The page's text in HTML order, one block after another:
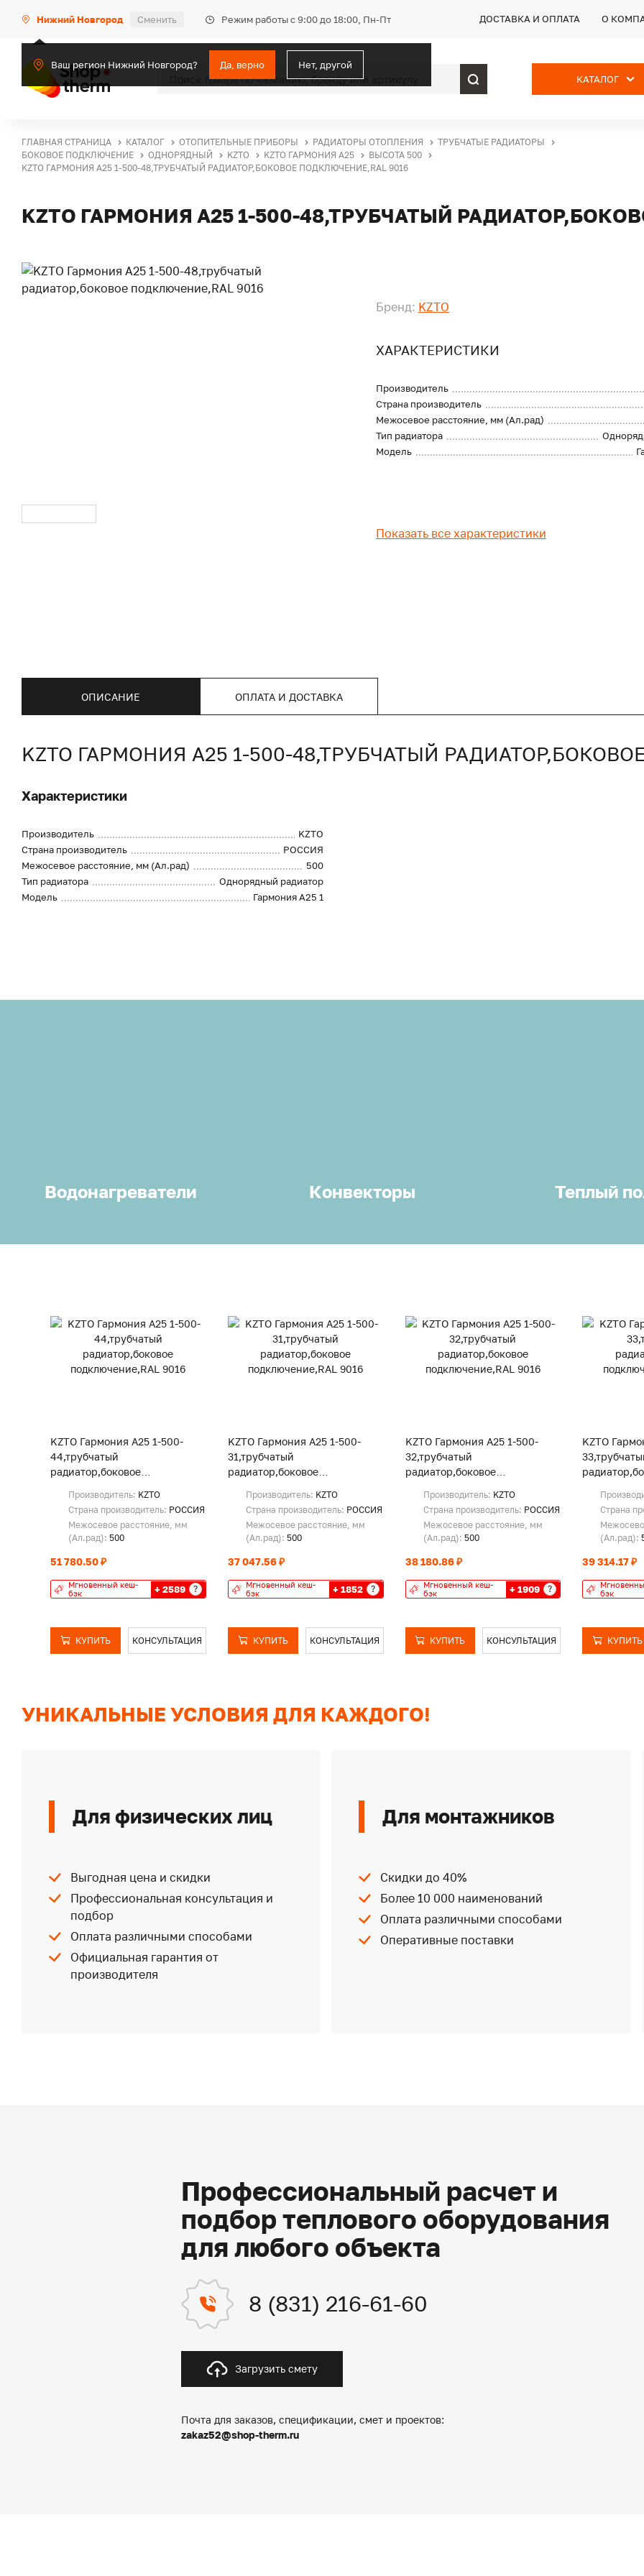
Нижний Новгород Сменить Режим работы с 9:00 до 18:00, Пн-Пт
Ваш регион Нижний Новгород? Да, верно Нет, другой
ДОСТАВКА И ОПЛАТА О
КАТАЛОГ
ГЛАВНАЯ СТРАНИЦА КАТАЛОГ ОТОПИТЕЛЬНЫЕ ПРИБОРЫ РАДИАТОРЫ ОТОПЛЕНИЯ
ТРУБЧАТЫЕ РАДИАТОРЫ
БОКОВОЕ ПОДКЛЮЧЕНИЕ
ОДНОРЯДНЫЙ KZTO KZTO ГАРМОНИЯ А25
ВЫСОТА 500
KZTO ГАРМОНИЯ А25 1-500-48,ТРУБЧАТЫЙ РАДИАТОР,БОКОВОЕ ПОДКЛЮЧЕНИЕ,RAL 9016
KZTO ГАРМОНИЯ А25 1-500-48,ТРУБЧАТЫЙ
Бренд: KZTO
ХАРАКТЕРИСТИКИ
Производитель
Страна производитель
Межосевое расстояние, мм (Ал.рад)
Тип радиатора
Модель
Показать все характеристики
ОПИСАНИЕ ОПЛАТА И ДОСТАВКА
KZTO ГАРМОНИЯ А25 1-500-48,ТРУБЧАТЫЙ
Характеристики
Производитель
KZTO
Страна производитель
РОССИЯ
Межосевое расстояние, мм (Ал.рад)
500
Тип радиатора
Однорядный радиатор
Модель
Гармония А25 1
Водонагреватели Конвекторы Теплый
KZTO Гармония А25 1-500-
44,трубчатый
радиатор,боковое
Производитель: KZTO
Страна производитель: РОССИЯ
Межосевое расстояние, мм
(Ал.рад): 500
51 780.50 ₽
Мгновенный кеш-
бэк
+ 2589 ?
КУПИТЬ КОНСУЛЬТАЦИЯ
KZTO Гармония А25 1-500-
31,трубчатый
радиатор,боковое
Производитель: KZTO
Страна производитель: РОССИЯ
Межосевое расстояние, мм
(Ал.рад): 500
37 047.56 ₽
Мгновенный кеш-
бэк
+ 1852 ?
КУПИТЬ КОНСУЛЬТАЦИЯ
KZTO Гармония А25 1-500-
32,трубчатый
радиатор,боковое
Производитель: KZTO
Страна производитель: РОССИЯ
Межосевое расстояние, мм
(Ал.рад): 500
38 180.86 ₽
Мгновенный кеш-
бэк
+ 1909 ?
КУПИТЬ КОНСУЛЬТАЦИЯ
KZTO
Страна
(Ал.рад):
39 314.17 ₽
бэк
КУПИТЬ
УНИКАЛЬНЫЕ УСЛОВИЯ ДЛЯ КАЖДОГО!
Для физических лиц
Выгодная цена и скидки
Профессиональная консультация и
подбор
Оплата различными способами
Официальная гарантия от
производителя
Для монтажников
Скидки до 40%
Более 10 000 наименований
Оплата различными способами
Оперативные поставки
Профессиональный расчет и
подбор теплового оборудования
для любого объекта
8 (831) 216-61-60
Загрузить смету
Почта для заказов, спецификации, смет и проектов:
zakaz52@shop-therm.ru